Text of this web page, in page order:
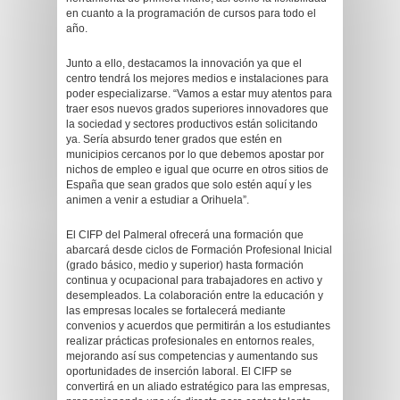
en cuanto a la programación de cursos para todo el
año.
Junto a ello, destacamos la innovación ya que el
centro tendrá los mejores medios e instalaciones para
poder especializarse. “Vamos a estar muy atentos para
traer esos nuevos grados superiores innovadores que
la sociedad y sectores productivos están solicitando
ya. Sería absurdo tener grados que estén en
municipios cercanos por lo que debemos apostar por
nichos de empleo e igual que ocurre en otros sitios de
España que sean grados que solo estén aquí y les
animen a venir a estudiar a Orihuela”.
El CIFP del Palmeral ofrecerá una formación que
abarcará desde ciclos de Formación Profesional Inicial
(grado básico, medio y superior) hasta formación
continua y ocupacional para trabajadores en activo y
desempleados. La colaboración entre la educación y
las empresas locales se fortalecerá mediante
convenios y acuerdos que permitirán a los estudiantes
realizar prácticas profesionales en entornos reales,
mejorando así sus competencias y aumentando sus
oportunidades de inserción laboral. El CIFP se
convertirá en un aliado estratégico para las empresas,